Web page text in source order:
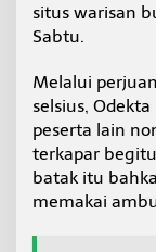
situs warisan
Sabtu.
Melalui
selsius,
peserta lain
terkapar
batak itu
memakai